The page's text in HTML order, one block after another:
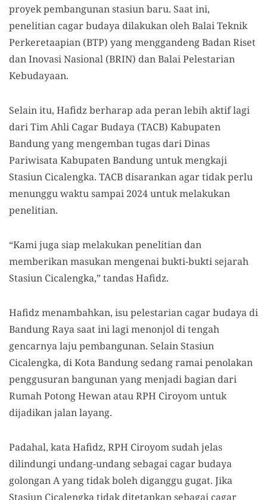
proyek pembangunan stasiun baru. Saat ini,
penelitian cagar budaya dilakukan oleh Balai Teknik
Perkeretaapian (BTP) yang menggandeng Badan Riset
dan Inovasi Nasional (BRIN) dan Balai Pelestarian
Kebudayaan.
Selain itu, Hafidz berharap ada peran lebih aktif lagi
dari Tim Ahli Cagar Budaya (TACB) Kabupaten
Bandung yang mengemban tugas dari Dinas
Pariwisata Kabupaten Bandung untuk mengkaji
Stasiun Cicalengka. TACB disarankan agar tidak perlu
menunggu waktu sampai 2024 untuk melakukan
penelitian.
“Kami juga siap melakukan penelitian dan
memberikan masukan mengenai bukti-bukti sejarah
Stasiun Cicalengka,” tandas Hafidz.
Hafidz menambahkan, isu pelestarian cagar budaya di
Bandung Raya saat ini lagi menonjol di tengah
gencarnya laju pembangunan. Selain Stasiun
Cicalengka, di Kota Bandung sedang ramai penolakan
penggusuran bangunan yang menjadi bagian dari
Rumah Potong Hewan atau RPH Ciroyom untuk
dijadikan jalan layang.
Padahal, kata Hafidz, RPH Ciroyom sudah jelas
dilindungi undang-undang sebagai cagar budaya
golongan A yang tidak boleh diganggu gugat. Jika
Stasiun Cicalengka tidak ditetapkan sebagai cagar